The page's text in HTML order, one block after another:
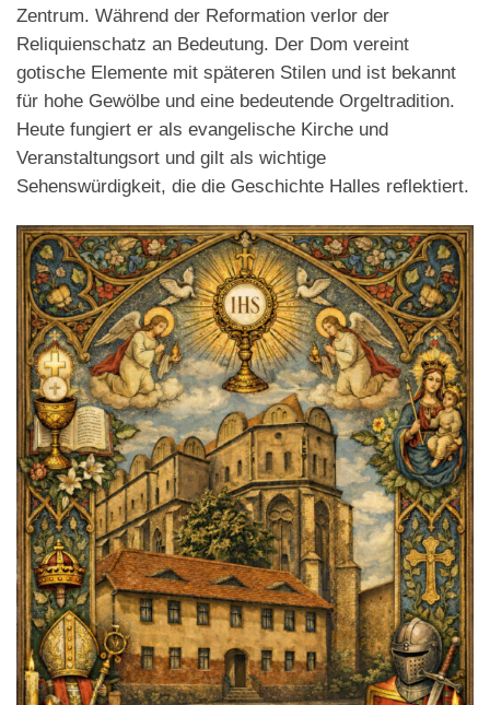
Zentrum. Während der Reformation verlor der
Reliquienschatz an Bedeutung. Der Dom vereint
gotische Elemente mit späteren Stilen und ist bekannt
für hohe Gewölbe und eine bedeutende Orgeltradition.
Heute fungiert er als evangelische Kirche und
Veranstaltungsort und gilt als wichtige
Sehenswürdigkeit, die die Geschichte Halles reflektiert.